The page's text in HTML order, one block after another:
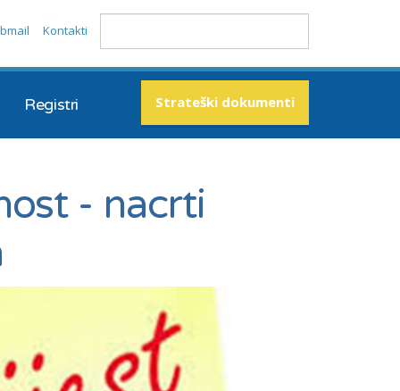
Strateški dokumenti
Registri
Kontakti
- nacrti